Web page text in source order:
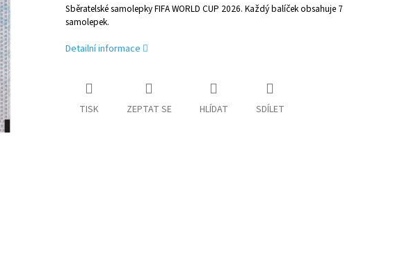
Sběratelské samolepky FIFA WORLD CUP 2026. Každý balíček obsahuje 7
samolepek.
Detailní informace
TISK ZEPTAT SE HLÍDAT SDÍLET